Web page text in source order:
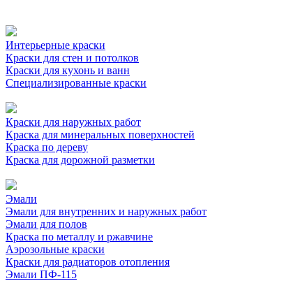
Интерьерные краски
Краски для стен и потолков
Краски для кухонь и ванн
Специализированные краски
Краски для наружных работ
Краска для минеральных поверхностей
Краска по дереву
Краска для дорожной разметки
Эмали
Эмали для внутренних и наружных работ
Эмали для полов
Краска по металлу и ржавчине
Аэрозольные краски
Краски для радиаторов отопления
Эмали ПФ-115